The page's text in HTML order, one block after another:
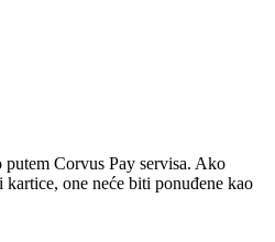
Corvus Pay servisa. Ako
one neće biti ponuđene kao